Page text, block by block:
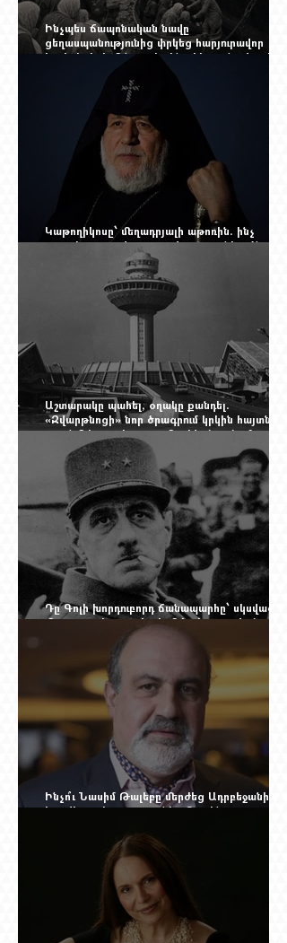
Ինչպես ճապոնական նավը
ցեղասպանությունից փրկեց հարյուրավոր
հայերի, իսկ մենք չգիտենք հերոս նավապետի
անունը՝ Սաձո Հիբիի
Կաթողիկոսը՝ մեղադրյալի աթոռին. ինչ
սպասել այսօրվա դատավարությունից: Yerevan
Online Mag.-ի մեծ ռեպորտաժը
Աշտարակը պահել, օղակը քանդել.
«Զվարթնոցի» նոր ծրագրում կրկին հայտնվել
տասնմեկ տարի առաջ մերժված լուծումը:
Yerevan Online Mag.-ի մեծ ռեպորտաժը
Դը Գոլի խորդուբորդ ճանապարհը՝ սկսված
մեղադրյալի աթոռից և մեկ սխալ գրված
Ինչո՞ւ Նասիմ Թալեբը մերժեց Ադրբեջանի
հրավերքը և պաշտպանեց Ռուբեն